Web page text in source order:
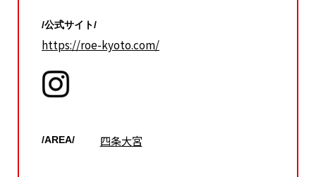
/公式サイト/
https://roe-kyoto.com/
/AREA/ 四条大宮